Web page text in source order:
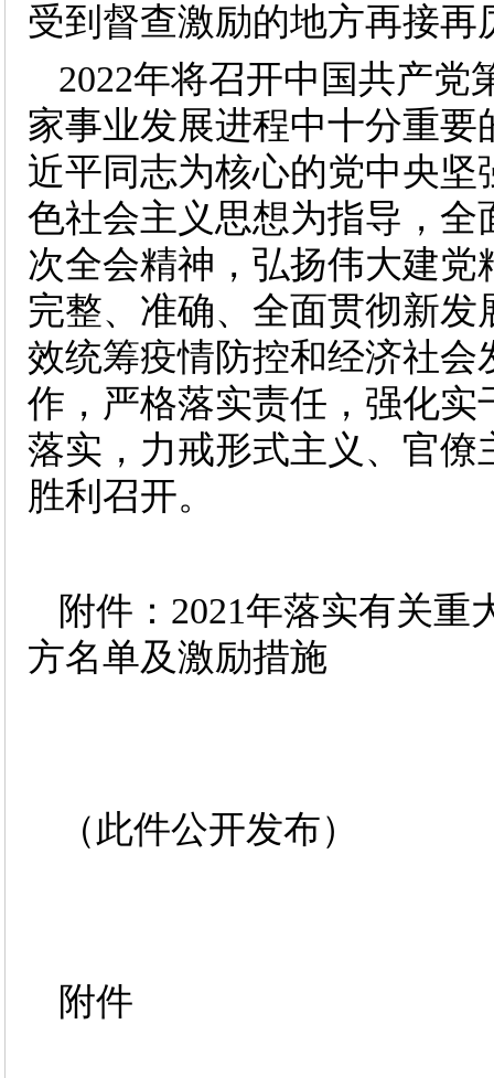
受到督查激励的地方再接
2022年将召开中国共产党
家事业发展进程中十分重
近平同志为核心的党中央
色社会主义思想为指导，
次全会精神，弘扬伟大建
完整、准确、全面贯彻新
效统筹疫情防控和经济社会
作，严格落实责任，强化
落实，力戒形式主义、官
胜利召开。
附件：2021年落实有关
方名单及激励措施
（此件公开发布）
附件